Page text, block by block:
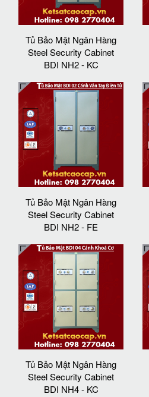
Tủ Bảo Mật Ngân Hàng
Steel Security Cabinet
BDI NH2 - KC
Tủ Bảo Mật Ngân Hàng
Steel Security Cabinet
BDI NH2 - FE
Tủ Bảo Mật Ngân Hàng
Steel Security Cabinet
BDI NH4 - KC